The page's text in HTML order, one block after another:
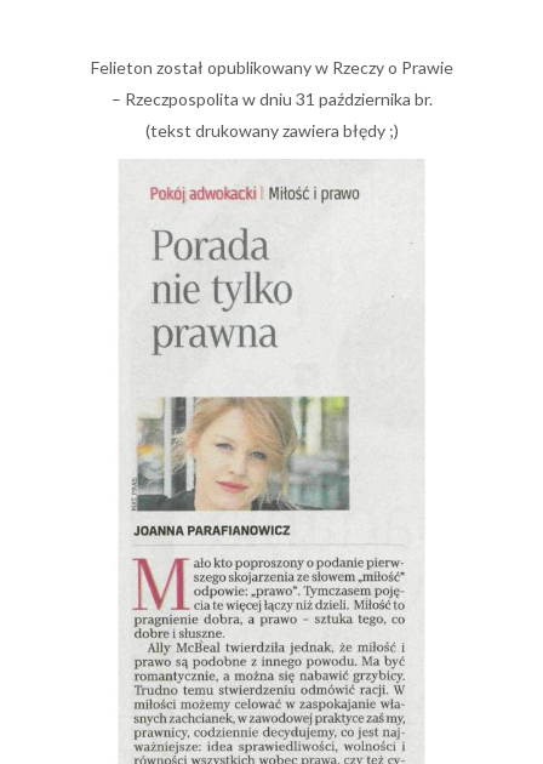
Felieton został opublikowany w Rzeczy o Prawie
– Rzeczpospolita w dniu 31 października br.
(tekst drukowany zawiera błędy ;)